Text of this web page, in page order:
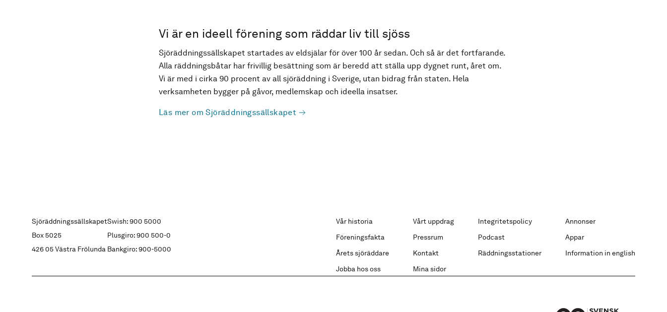
Vi är en ideell förening som räddar liv till sjöss
Sjöräddningssällskapet startades av eldsjälar för över 100 år sedan. Och så är det fortfarande.
Alla räddningsbåtar har frivillig besättning som är beredd att ställa upp dygnet runt, året om.
Vi är med i cirka 90 procent av all sjöräddning i Sverige, utan bidrag från staten. Hela
verksamheten bygger på gåvor, medlemskap och ideella insatser.
Läs mer om Sjöräddningssällskapet
Sjöräddningssällskapet
Box 5025
426 05 Västra Frölunda
Swish: 900 5000
Plusgiro: 900 500-0
Bankgiro: 900-5000
Vår historia Vårt uppdrag Integritetspolicy
Annonser
Föreningsfakta
Pressrum Podcast
Appar
Årets sjöräddare
Kontakt Räddningsstationer
Information in english
Jobba hos oss
Mina sidor